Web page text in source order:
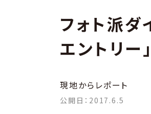
フォト派ダ
エントリー」
現地からレポート
公開日： 2017.6.5